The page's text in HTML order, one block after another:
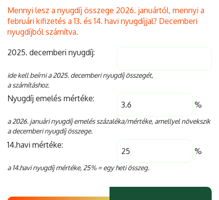
Mennyi lesz a nyugdíj összege 2026. januártól, mennyi a
februári kifizetés a 13. és 14. havi nyugdíjjal? Decemberi
nyugdíjból számítva.
2025. decemberi nyugdíj:
ide kell beírni a 2025. decemberi nyugdíj összegét,
a számításhoz.
Nyugdíj emelés mértéke:
%
a 2026. januári nyugdíj emelés százaléka/mértéke, amellyel növekszik
a decemberi nyugdíj összege.
14.havi mértéke:
%
a 14.havi nyugdíj mértéke, 25% = egy heti összeg.